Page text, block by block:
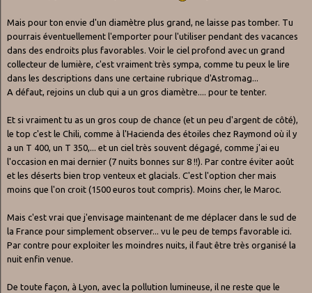
Mais pour ton envie d'un diamètre plus grand, ne laisse pas tomber. Tu
pourrais éventuellement l'emporter pour l'utiliser pendant des vacances
dans des endroits plus favorables. Voir le ciel profond avec un grand
collecteur de lumière, c'est vraiment très sympa, comme tu peux le lire
dans les descriptions dans une certaine rubrique d'Astromag...
A défaut, rejoins un club qui a un gros diamètre.... pour te tenter.
Et si vraiment tu as un gros coup de chance (et un peu d'argent de côté),
le top c'est le Chili, comme à l'Hacienda des étoiles chez Raymond où il y
a un T 400, un T 350,... et un ciel très souvent dégagé, comme j'ai eu
l'occasion en mai dernier (7 nuits bonnes sur 8 !!). Par contre éviter août
et les déserts bien trop venteux et glacials. C'est l'option cher mais
moins que l'on croit (1500 euros tout compris). Moins cher, le Maroc.
Mais c'est vrai que j'envisage maintenant de me déplacer dans le sud de
la France pour simplement observer... vu le peu de temps favorable ici.
Par contre pour exploiter les moindres nuits, il faut être très organisé la
nuit enfin venue.
De toute façon, à Lyon, avec la pollution lumineuse, il ne reste que le